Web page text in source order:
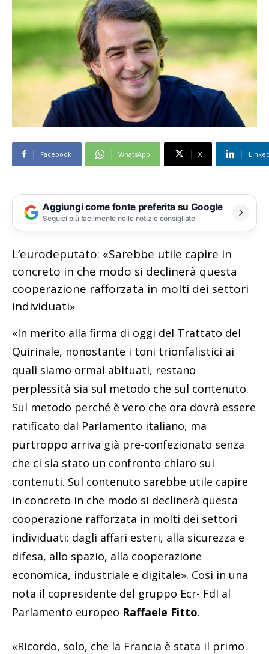
Facebook WhatsApp X
Aggiungi come fonte preferita su Google
Seguici più facilmente nelle notizie consigliate
L’eurodeputato: «Sarebbe utile capire in
concreto in che modo si declinerà questa
cooperazione rafforzata in molti dei settori
individuati»
«In merito alla firma di oggi del Trattato del
Quirinale, nonostante i toni trionfalistici ai
quali siamo ormai abituati, restano
perplessità sia sul metodo che sul contenuto.
Sul metodo perché è vero che ora dovrà essere
ratificato dal Parlamento italiano, ma
purtroppo arriva già pre-confezionato senza
che ci sia stato un confronto chiaro sui
contenuti. Sul contenuto sarebbe utile capire
in concreto in che modo si declinerà questa
cooperazione rafforzata in molti dei settori
individuati: dagli affari esteri, alla sicurezza e
difesa, allo spazio, alla cooperazione
economica, industriale e digitale». Così in una
nota il copresidente del gruppo Ecr- FdI al
Parlamento europeo Raffaele Fitto.
«Ricordo, solo, che la Francia è stata il primo